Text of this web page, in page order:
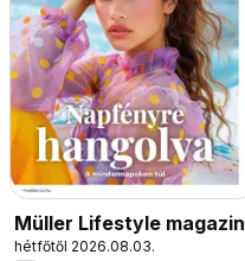
Müller Lifestyle magazin
hétfőtől 2026.08.03.